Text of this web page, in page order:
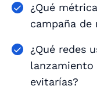
¿Qué
campaña de
¿Qué redes
lanzamiento
evitarías?